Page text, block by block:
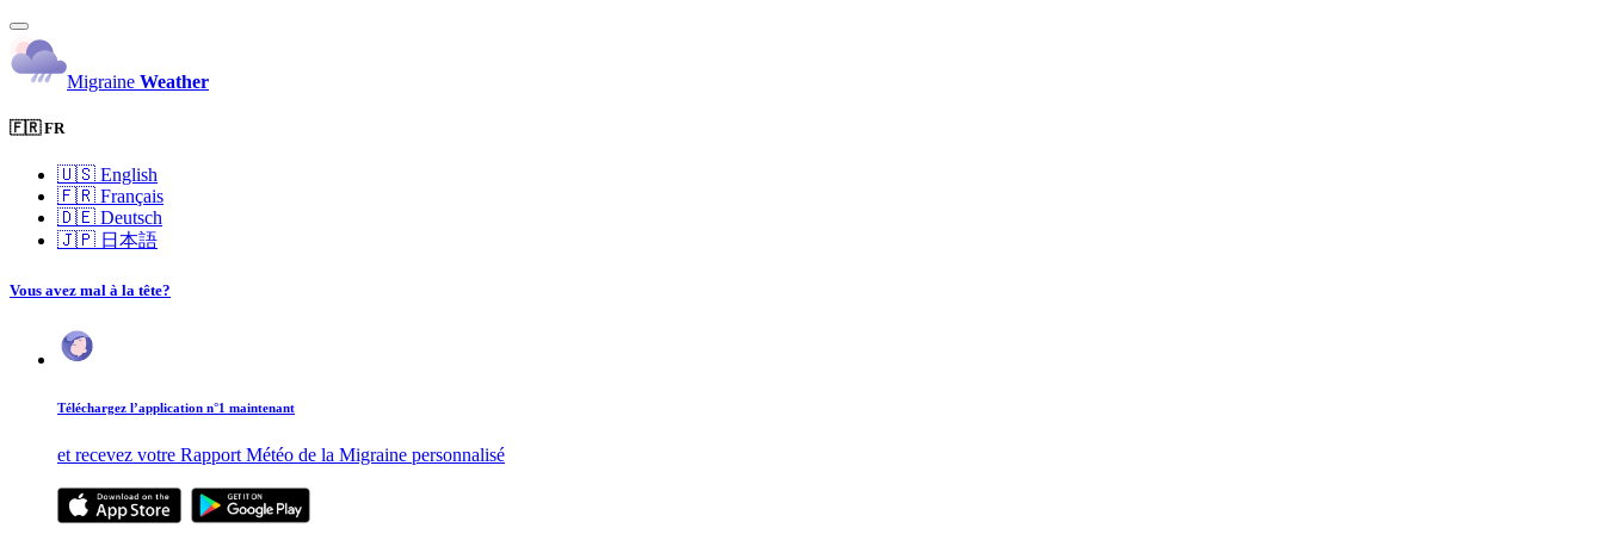
Migraine Weather
🇫🇷 FR
🇺🇸 English
🇫🇷 Français
🇩🇪 Deutsch
🇯🇵 日本語
Vous avez mal à la tête?
Téléchargez l’application n°1 maintenant
et recevez votre Rapport Météo de la Migraine personnalisé